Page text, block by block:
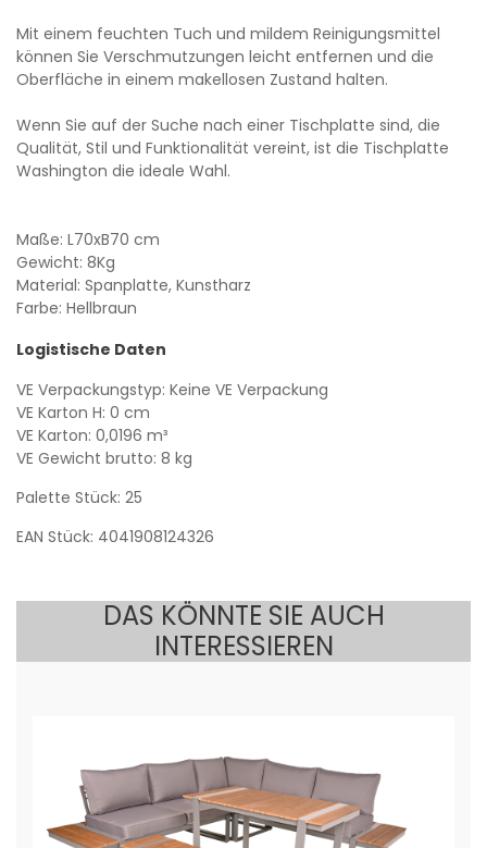
Mit einem feuchten Tuch und mildem Reinigungsmittel
können Sie Verschmutzungen leicht entfernen und die
Oberfläche in einem makellosen Zustand halten.
Wenn Sie auf der Suche nach einer Tischplatte sind, die
Qualität, Stil und Funktionalität vereint, ist die Tischplatte
Washington die ideale Wahl.
Maße: L70xB70 cm
Gewicht: 8Kg
Material: Spanplatte, Kunstharz
Farbe: Hellbraun
Logistische Daten
VE Verpackungstyp: Keine VE Verpackung
VE Karton H: 0 cm
VE Karton: 0,0196 m³
VE Gewicht brutto: 8 kg
Palette Stück: 25
EAN Stück: 4041908124326
DAS KÖNNTE SIE AUCH
INTERESSIEREN